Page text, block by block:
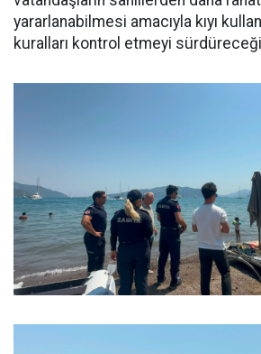
yararlanabilmesi amacıyla kıyı
kuralları kontrol etmeyi